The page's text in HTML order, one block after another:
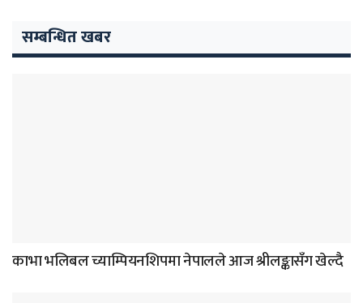
सम्बन्धित खबर
काभा भलिबल च्याम्पियनशिपमा नेपालले आज श्रीलङ्कासँग खेल्दै